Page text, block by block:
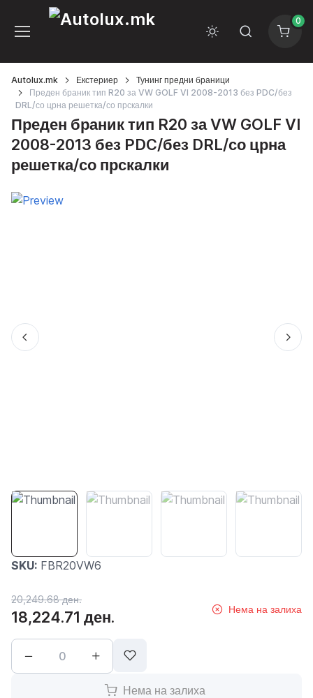
0
Autolux.mk Екстериер
Тунинг предни браници
Преден браник тип R20 за VW GOLF VI 2008-2013 без PDC/без
DRL/со црна решетка/со прскалки
Преден браник тип R20 за VW GOLF VI
2008-2013 без PDC/без DRL/со црна
решетка/со прскалки
SKU: FBR20VW6
20,249.68 ден.
18,224.71 ден. Нема на залиха
Нема на залиха